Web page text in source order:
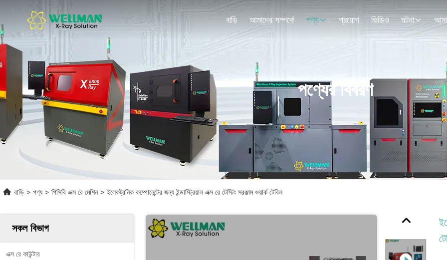
বাড়ি আমাদের সম্পর্কে পণ্য প্রয়োগ ভিডিও ঘটনা
পণ্যের বিবরণ
বাড়ি > পণ্য > পিসিবি এক্স রে মেশিন > ইলেকট্রনিক কম্পোনেন্টের জন্য ইন্ডাস্ট্রিয়াল এক্স রে টেস্টিং সরঞ্জাম ওয়ার্ক টেবিল
সকল বিভাগ
এক্স রে কাউন্টার